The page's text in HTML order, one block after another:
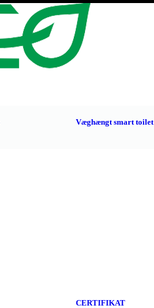
Væghængt smart toilet
CERTIFIKAT